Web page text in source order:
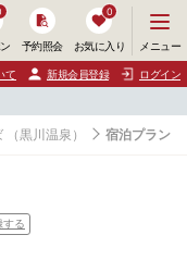
予約照会 お気に入り
0
ニ
ュ
ー
開
く
メニュー
て 新規会員登録 ログイン
（黒川温泉） 宿泊プラン
する